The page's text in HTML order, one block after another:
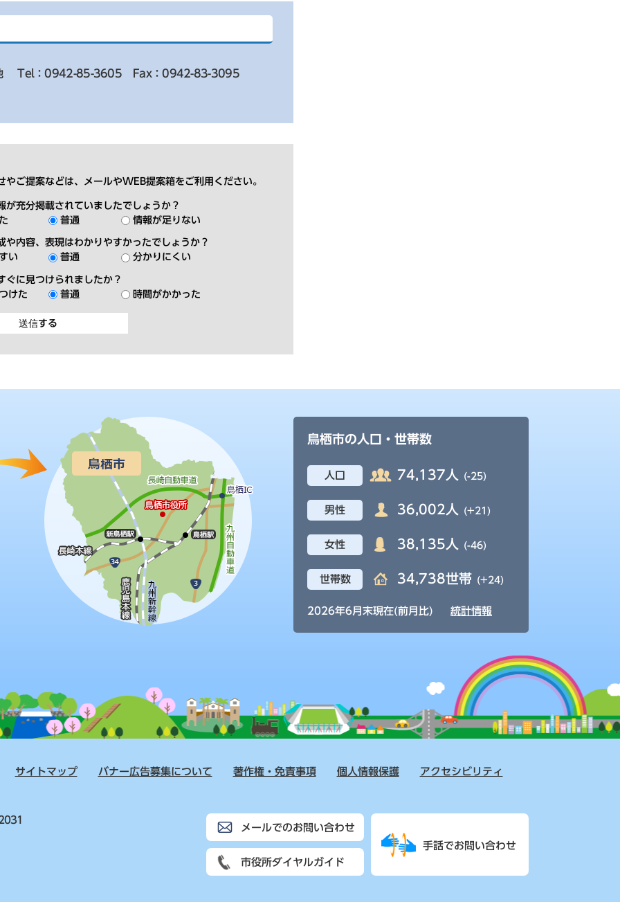
Tel：0942-85-3605 Fax：0942-83-3095
やご提案などは、メールやWEB提案箱をご利用ください。
が充分掲載されていましたでしょうか？
普通 情報が足りない
や内容、表現はわかりやすかったでしょうか？
い
普通 分かりにくい
ぐに見つけられましたか？
けた
普通 時間がかかった
鳥栖市の人口・世帯数
人口 74,137人 (-25)
男性 36,002人 (+21)
女性 38,135人 (-46)
世帯数 34,738世帯 (+24)
2026年6月末現在(前月比) 統計情報
サイトマップ バナー広告募集について 著作権・免責事項 個人情報保護 アクセシビリティ
メールでのお問い合わせ
市役所ダイヤルガイド
手話でお問い合わせ